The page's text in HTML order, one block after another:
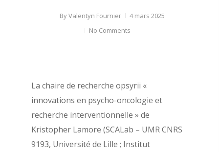
ByValentyn Fournier
4 mars 2025
No Comments
La chaire de recherche opsyrii «
innovations en psycho-oncologie et
recherche interventionnelle » de
Kristopher Lamore (SCALab – UMR CNRS
9193, Université de Lille ; Institut